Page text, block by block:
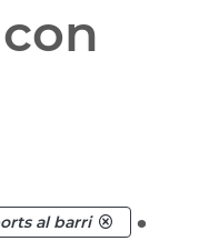
al barri .